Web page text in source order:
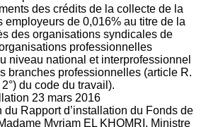
des crédits de la collecte de la
employeurs de 0,016% au titre de la
des organisations syndicales de
professionnelles
niveau national et interprofessionnel
branches professionnelles (article R.
2°) du code du travail).
23 mars 2016
du Rapport d’installation du Fonds de
Myriam EL KHOMRI, Ministre